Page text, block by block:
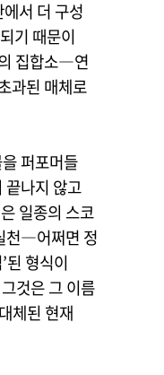
서 더 구성
기 때문이
집합소―연
과된 매체로
퍼포머들
끝나지 않고
일종의 스코
천―어쩌면 정
된 형식이
것은 그 이름
체된 현재